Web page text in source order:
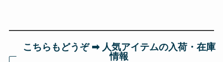
こちらもどうぞ ➡︎ 人気アイテムの入荷・在庫
情報